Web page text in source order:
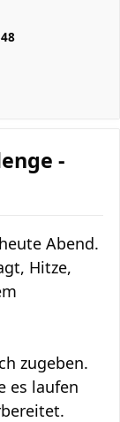
-
Abend.
Hitze,
zugeben.
es laufen